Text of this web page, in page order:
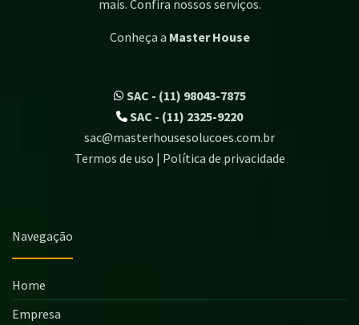
mais. Confira nossos serviços.
Conheça a Master House
SAC - (11) 98043-7875
SAC - (11) 2325-9220
sac@masterhousesolucoes.com.br
Termos de uso | Política de privacidade
Navegação
Home
Empresa